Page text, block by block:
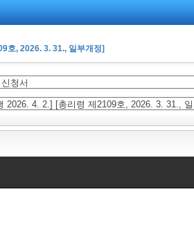
호, 2026. 3. 31., 일부개정]